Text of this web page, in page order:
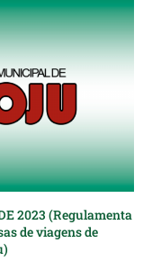
2023 (Regulamenta
de viagens de